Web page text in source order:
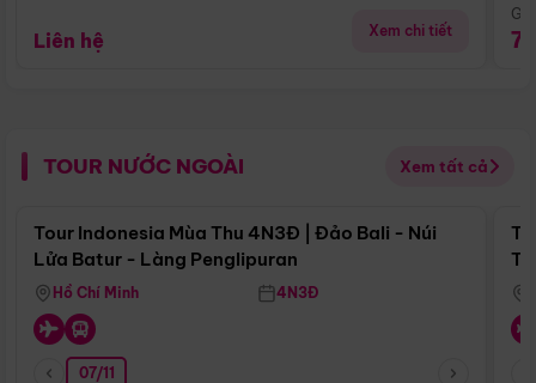
Liên hệ Xem chi tiết
TOUR NƯỚC NGOÀI Xem tất cả
Điểm nổi bật
Tour Indonesia Mùa Thu 4N3Đ | Đảo Bali - Núi
Lửa Batur - Làng Penglipuran
Hồ Chí Minh 4N3Đ
07/11